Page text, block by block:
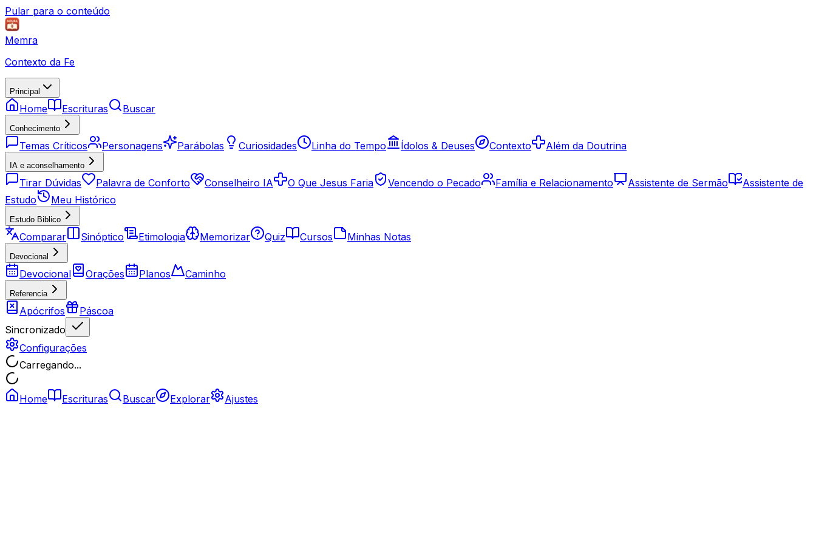
Pular para o conteúdo
Memra
Contexto da Fe
Principal
Home Escrituras Buscar
Conhecimento
Temas Críticos Personagens Parábolas Curiosidades Linha do Tempo Ídolos & Deuses Contexto Além da Doutrina
IA e aconselhamento
Tirar Dúvidas Palavra de Conforto Conselheiro IA O Que Jesus Faria Vencendo o Pecado Família e Relacionamento Assistente de Sermão
Assistente de
Estudo
Meu Histórico
Estudo Biblico
Comparar Sinóptico Etimologia Memorizar Quiz Cursos Minhas Notas
Devocional
Devocional Orações Planos Caminho
Referencia
Apócrifos
Páscoa
Sincronizado
Configurações
Carregando...
Home Escrituras Buscar Explorar Ajustes